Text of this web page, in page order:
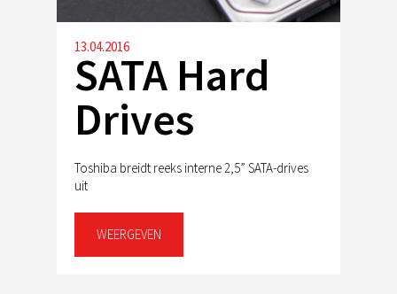
13.04.2016
SATA Hard
Drives
Toshiba breidt reeks interne 2,5” SATA-drives
uit
WEERGEVEN